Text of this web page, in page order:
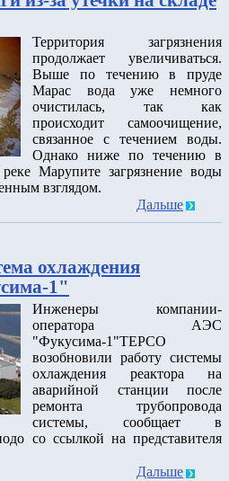
Территория загрязнения
продолжает увеличиваться.
Выше по течению в пруде
Марас вода уже немного
очистилась, так как
происходит самоочищение,
связанное с течением воды.
Однако ниже по течению в
Марупите загрязнение воды
взглядом.
Дальше
охлаждения
1"
Инженеры компании-
оператора АЭС
"Фукусима-1"TEPCO
возобновили работу системы
охлаждения реактора на
аварийной станции после
ремонта трубопровода
системы, сообщает в
со ссылкой на представителя
Дальше